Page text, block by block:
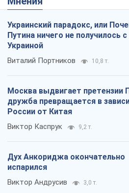
Украинский парадокс, или
Путина ничего не получилось с
Украиной
Виталий Портников 10,8 т.
Москва выдвигает претензии
дружба превращается в
России от Китая
Виктор Каспрук 9,2 т.
Дух Анкориджа окончательно
испарился
Виктор Андрусив 3,0 т.